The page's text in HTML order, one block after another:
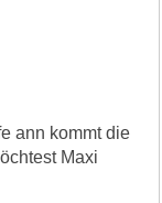
ann kommt die
Maxi